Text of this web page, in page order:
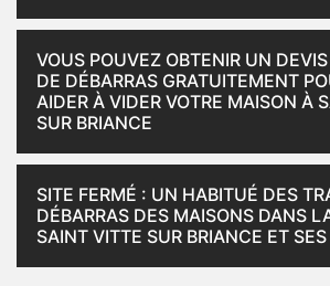
VOUS POUVEZ OBTENIR UN
DE DÉBARRAS GRATUITEMENT
AIDER À VIDER VOTRE MAISON À
SUR BRIANCE
SITE FERMÉ : UN HABITUÉ DES
DÉBARRAS DES MAISONS DANS
SAINT VITTE SUR BRIANCE ET